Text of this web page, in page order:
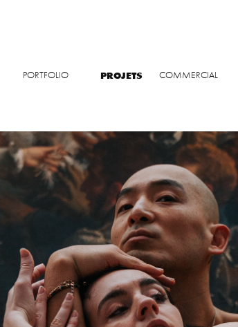
PORTFOLIO PROJETS COMMERCIAL
Dance to Museum